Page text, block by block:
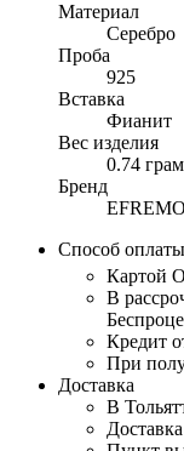
Материал
Серебро
Проба
925
Вставка
Фианит
Вес изделия
0.74
Бренд
Способ оплаты
Картой
В
Кредит
При
Доставка
В